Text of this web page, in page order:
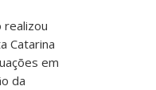
realizou
Catarina
em
da